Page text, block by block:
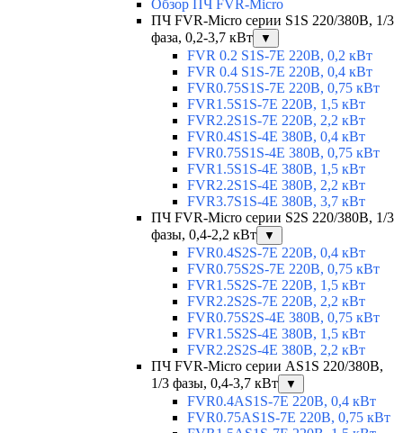
Обзор ПЧ FVR-Micro
ПЧ FVR-Micro серии S1S 220/380В, 1/3
фаза, 0,2-3,7 кВт
▼
FVR 0.2 S1S-7E 220В, 0,2 кВт
FVR 0.4 S1S-7E 220В, 0,4 кВт
FVR0.75S1S-7E 220В, 0,75 кВт
FVR1.5S1S-7E 220В, 1,5 кВт
FVR2.2S1S-7E 220В, 2,2 кВт
FVR0.4S1S-4E 380В, 0,4 кВт
FVR0.75S1S-4E 380В, 0,75 кВт
FVR1.5S1S-4E 380В, 1,5 кВт
FVR2.2S1S-4E 380В, 2,2 кВт
FVR3.7S1S-4E 380В, 3,7 кВт
ПЧ FVR-Micro серии S2S 220/380В, 1/3
фазы, 0,4-2,2 кВт
▼
FVR0.4S2S-7E 220В, 0,4 кВт
FVR0.75S2S-7E 220В, 0,75 кВт
FVR1.5S2S-7E 220В, 1,5 кВт
FVR2.2S2S-7E 220В, 2,2 кВт
FVR0.75S2S-4E 380В, 0,75 кВт
FVR1.5S2S-4E 380В, 1,5 кВт
FVR2.2S2S-4E 380В, 2,2 кВт
ПЧ FVR-Micro серии AS1S 220/380В,
1/3 фазы, 0,4-3,7 кВт
▼
FVR0.4AS1S-7E 220В, 0,4 кВт
FVR0.75AS1S-7E 220В, 0,75 кВт